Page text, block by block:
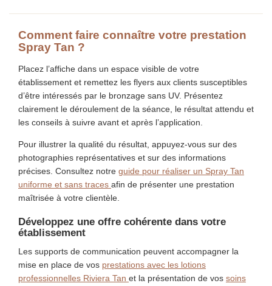
Comment faire connaître votre prestation
Spray Tan ?
Placez l’affiche dans un espace visible de votre
établissement et remettez les flyers aux clients susceptibles
d’être intéressés par le bronzage sans UV. Présentez
clairement le déroulement de la séance, le résultat attendu et
les conseils à suivre avant et après l’application.
Pour illustrer la qualité du résultat, appuyez-vous sur des
photographies représentatives et sur des informations
précises. Consultez notre guide pour réaliser un Spray Tan
uniforme et sans traces afin de présenter une prestation
maîtrisée à votre clientèle.
Développez une offre cohérente dans votre
établissement
Les supports de communication peuvent accompagner la
mise en place de vos prestations avec les lotions
professionnelles Riviera Tan et la présentation de vos soins